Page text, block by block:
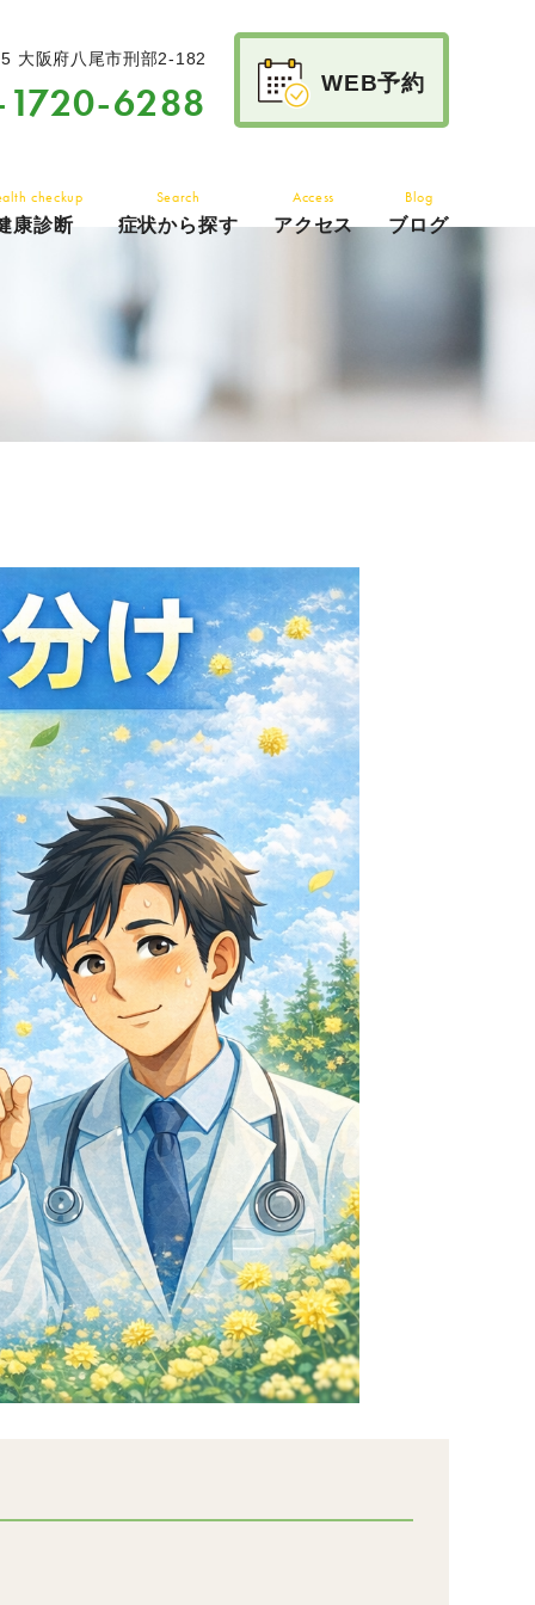
大阪府八尾市刑部2-182
6288 WEB予約
checkup
康診断
Search
症状から探す
Access
アクセス
Blog
ブログ